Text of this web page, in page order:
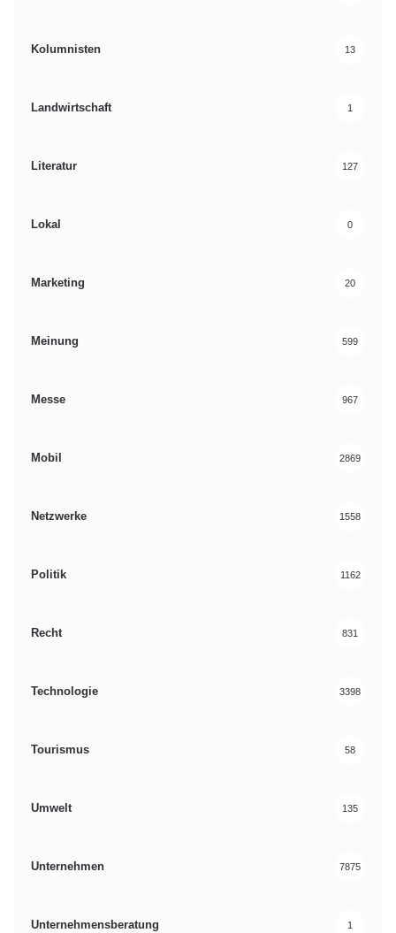
Kolumnisten 13
Landwirtschaft 1
Literatur 127
Lokal 0
Marketing 20
Meinung 599
Messe 967
Mobil 2869
Netzwerke 1558
Politik 1162
Recht 831
Technologie 3398
Tourismus 58
Umwelt 135
Unternehmen 7875
Unternehmensberatung 1